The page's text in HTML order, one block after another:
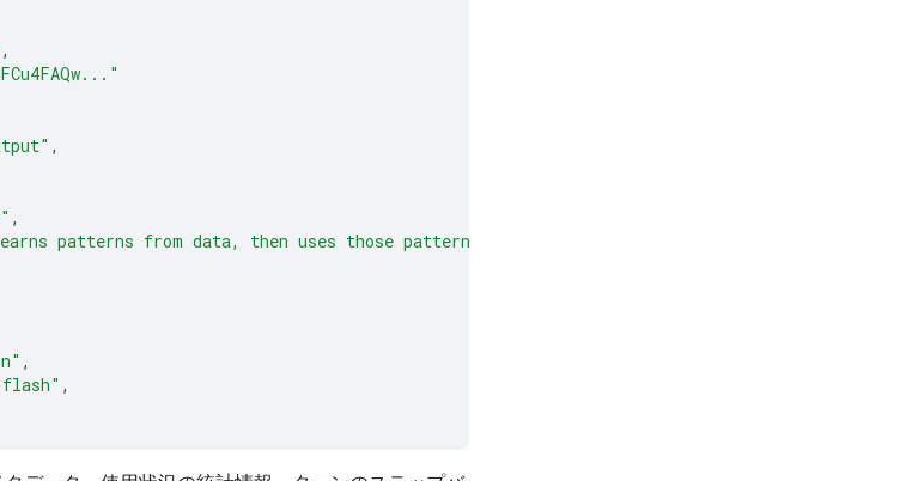
,
,
,
patterns from data, then uses those patterns to make predictions or decisions on new
,
,